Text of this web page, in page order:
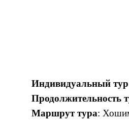
Индивидуальный
Продолжительность
Маршрут тура: